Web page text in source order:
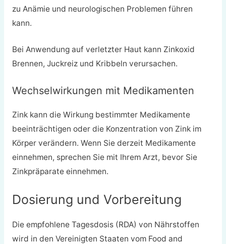
zu Anämie und neurologischen Problemen führen
kann.
Bei Anwendung auf verletzter Haut kann Zinkoxid
Brennen, Juckreiz und Kribbeln verursachen.
Wechselwirkungen mit Medikamenten
Zink kann die Wirkung bestimmter Medikamente
beeinträchtigen oder die Konzentration von Zink im
Körper verändern. Wenn Sie derzeit Medikamente
einnehmen, sprechen Sie mit Ihrem Arzt, bevor Sie
Zinkpräparate einnehmen.
Dosierung und Vorbereitung
Die empfohlene Tagesdosis (RDA) von Nährstoffen
wird in den Vereinigten Staaten vom Food and